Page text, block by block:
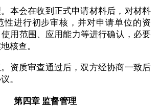
。本会在收到正式申请材料后，对材料
性进行初步审核，并对申请单位的资
用范围、应用能力等进行确认，必要
核查。
。资质审查通过后，双方经协商一致后
。
第四章 监督管理